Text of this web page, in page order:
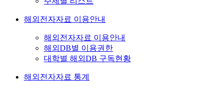
해외전자자료 이용안내
해외전자자료 이용안내
해외DB별 이용권한
대학별 해외DB 구독현황
해외전자자료 통계